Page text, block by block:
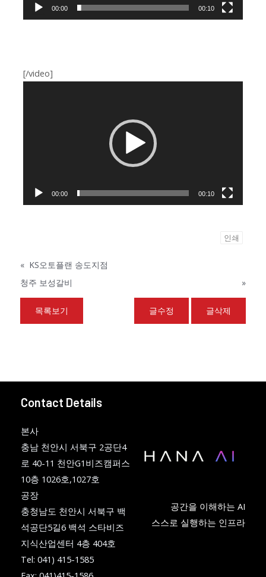
00:00 00:10
[/video]
00:00 00:10
인쇄
« KS오토플랜 송도지점
청주 보성갈비
»
목록보기 글수정 글삭제
Contact Details
본사
충남 천안시 서북구 2공단4
로 40-11 천안G1비즈캠퍼스
10층 1026호,1027호
공장
충청남도 천안시 서북구 백
석공단5길6 백석 스타비즈
지식산업센터 4층 404호
Tel: 041) 415-1585
공간을 이해하는 AI
스스로 실행하는 인프라